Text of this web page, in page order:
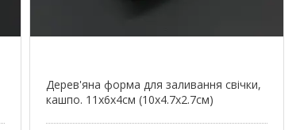
Дерев'яна форма для заливання свічки,
кашпо. 11х6х4см (10х4.7х2.7см)